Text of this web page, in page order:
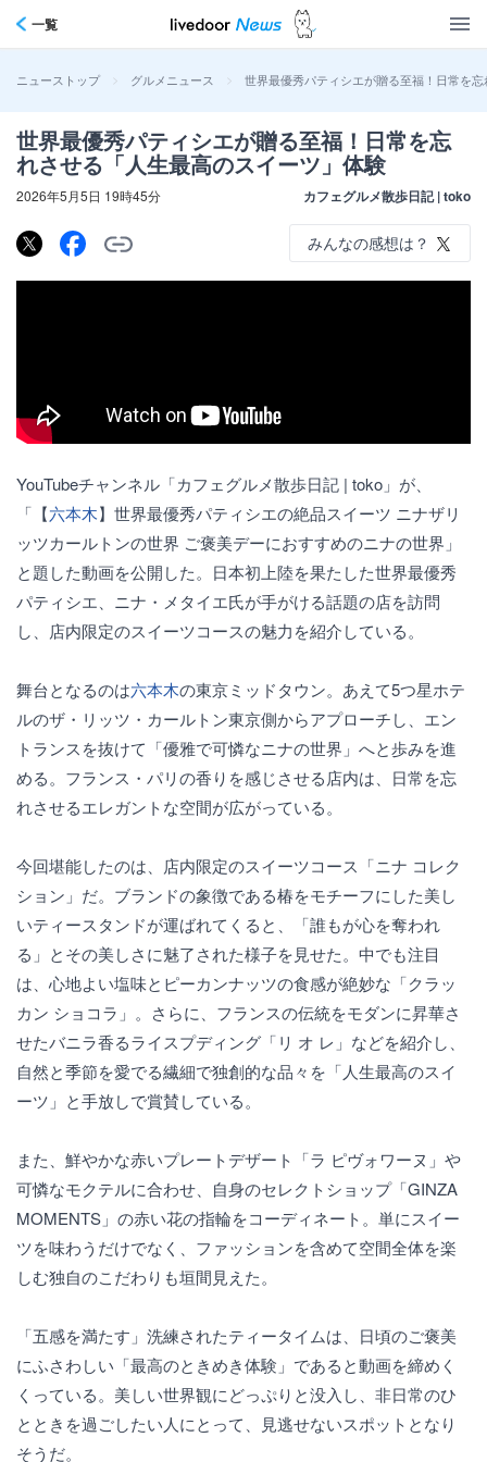
一覧
ニューストップ > グルメニュース > 世界最優秀パティシエが贈る至福！日常を
世界最優秀パティシエが贈る至福！日常を忘
れさせる「人生最高のスイーツ」体験
2026年5月5日 19時45分 カフェグルメ散歩日記 | toko
みんなの感想は？
YouTubeチャンネル「カフェグルメ散歩日記 | toko」が、
「【六本木】世界最優秀パティシエの絶品スイーツ ニナザリ
ッツカールトンの世界 ご褒美デーにおすすめのニナの世界」
と題した動画を公開した。日本初上陸を果たした世界最優秀
パティシエ、ニナ・メタイエ氏が手がける話題の店を訪問
し、店内限定のスイーツコースの魅力を紹介している。
舞台となるのは六本木の東京ミッドタウン。あえて5つ星ホテ
ルのザ・リッツ・カールトン東京側からアプローチし、エン
トランスを抜けて「優雅で可憐なニナの世界」へと歩みを進
める。フランス・パリの香りを感じさせる店内は、日常を忘
れさせるエレガントな空間が広がっている。
今回堪能したのは、店内限定のスイーツコース「ニナ コレク
ション」だ。ブランドの象徴である椿をモチーフにした美し
いティースタンドが運ばれてくると、「誰もが心を奪われ
る」とその美しさに魅了された様子を見せた。中でも注目
は、心地よい塩味とピーカンナッツの食感が絶妙な「クラッ
カン ショコラ」。さらに、フランスの伝統をモダンに昇華さ
せたバニラ香るライスプディング「リ オ レ」などを紹介し、
自然と季節を愛でる繊細で独創的な品々を「人生最高のスイ
ーツ」と手放しで賞賛している。
また、鮮やかな赤いプレートデザート「ラ ピヴォワーヌ」や
可憐なモクテルに合わせ、自身のセレクトショップ「GINZA
MOMENTS」の赤い花の指輪をコーディネート。単にスイー
ツを味わうだけでなく、ファッションを含めて空間全体を楽
しむ独自のこだわりも垣間見えた。
「五感を満たす」洗練されたティータイムは、日頃のご褒美
にふさわしい「最高のときめき体験」であると動画を締めく
くっている。美しい世界観にどっぷりと没入し、非日常のひ
とときを過ごしたい人にとって、見逃せないスポットとなり
そうだ。